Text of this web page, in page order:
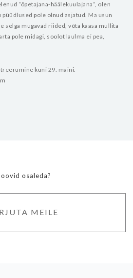
“õpetajana-häälekuulajana”, olen
püüdlused pole olnud asjatud. Ma usun
selga mugavad riided, võta kaasa mullita
pole midagi, soolot laulma ei pea,
kuni 29. maini.
osaleda?
MEILE